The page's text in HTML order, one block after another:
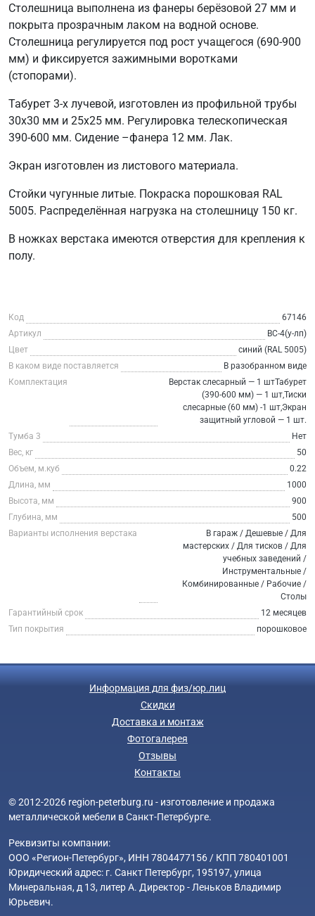
Столешница выполнена из фанеры берёзовой 27 мм и
покрыта прозрачным лаком на водной основе.
Столешница регулируется под рост учащегося (690-900
мм) и фиксируется зажимными воротками
(стопорами).
Табурет 3-х лучевой, изготовлен из профильной трубы
30х30 мм и 25х25 мм. Регулировка телескопическая
390-600 мм. Сидение –фанера 12 мм. Лак.
Экран изготовлен из листового материала.
Стойки чугунные литые. Покраска порошковая RAL
5005. Распределённая нагрузка на столешницу 150 кг.
В ножках верстака имеются отверстия для крепления к
полу.
Код
67146
Артикул
ВС-4(у-лп)
Цвет
синий (RAL 5005)
В каком виде поставляется
В разобранном виде
Комплектация
Верстак слесарный — 1 штТабурет
(390-600 мм) — 1 шт,Тиски
слесарные (60 мм) -1 шт,Экран
защитный угловой — 1 шт.
Тумба 3
Нет
Вес, кг
50
Объем, м.куб
0.22
Длина, мм
1000
Высота, мм
900
Глубина, мм
500
Варианты исполнения верстака
В гараж / Дешевые / Для
мастерских / Для тисков / Для
учебных заведений /
Инструментальные /
Комбинированные / Рабочие /
Столы
Гарантийный срок
12 месяцев
Тип покрытия
порошковое
Информация для физ/юр.лиц
Скидки
Доставка и монтаж
Фотогалерея
Отзывы
Контакты
© 2012-2026 region-peterburg.ru - изготовление и продажа
металлической мебели в Санкт-Петербурге.
Реквизиты компании:
ООО «Регион-Петербург», ИНН 7804477156 / КПП 780401001
Юридический адрес: г. Санкт Петербург, 195197, улица
Минеральная, д 13, литер А. Директор - Леньков Владимир
Юрьевич.